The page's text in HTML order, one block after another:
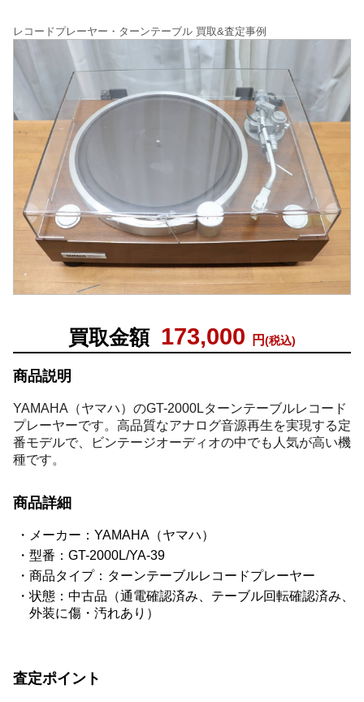
買取金額 173,000 円(税込)
商品説明
YAMAHA（ヤマハ）のGT-2000Lターンテーブルレコード
プレーヤーです。高品質なアナログ音源再生を実現する定
番モデルで、ビンテージオーディオの中でも人気が高い機
種です。
商品詳細
メーカー：YAMAHA（ヤマハ）
型番：GT-2000L/YA-39
商品タイプ：ターンテーブルレコードプレーヤー
状態：中古品（通電確認済み、テーブル回転確認済み、
外装に傷・汚れあり）
査定ポイント
レコードプレーヤー・ターンテーブル 買取&査定事例